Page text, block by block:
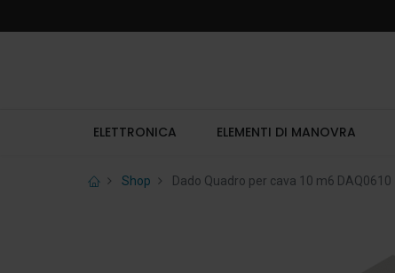
ELETTRONICA ELEMENTI DI MANOVRA
Shop Dado Quadro per cava 10 m6 DAQ0610